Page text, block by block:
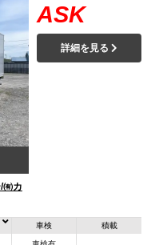
カ
ASK
詳細を見る
車検 積載